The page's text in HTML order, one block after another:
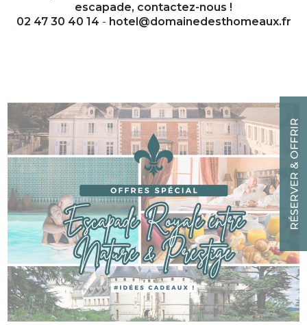
escapade, contactez-nous !
02 47 30 40 14 - hotel@domainedesthomeaux.fr